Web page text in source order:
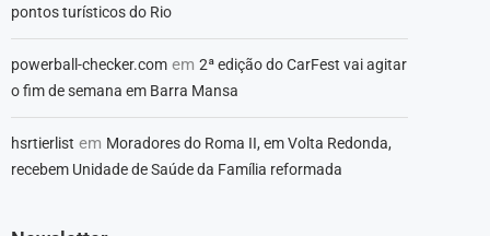
pontos turísticos do Rio
powerball-checker.com em 2ª edição do CarFest vai agitar
o fim de semana em Barra Mansa
hsrtierlist em Moradores do Roma II, em Volta Redonda,
recebem Unidade de Saúde da Família reformada